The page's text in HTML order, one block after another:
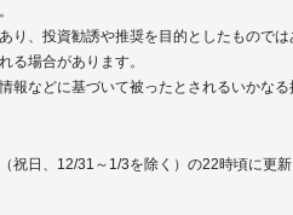
り、投資勧誘や推奨を目的としたもので
る場合があります。
報などに基づいて被ったとされるいかな
祝日、12/31～1/3を除く）の22時頃に更新